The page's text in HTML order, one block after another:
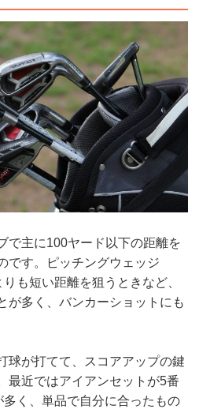
で主に100ヤード以下の距離を
です。ピッチングウェッジ
も短い距離を狙うときなど、
が多く、バンカーショットにも
球が打てて、スコアアップの鍵
最近ではアイアンセットが5番
く、単品で自分に合ったもの